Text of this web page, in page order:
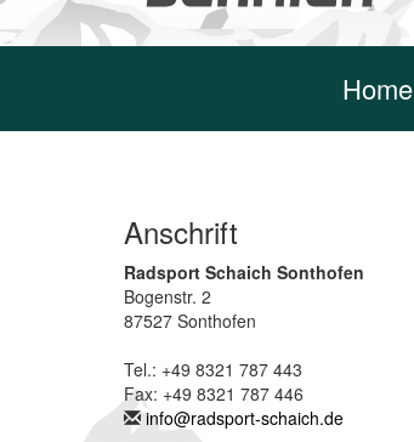
Home
Anschrift
Radsport Schaich Sonthofen
Bogenstr. 2
87527 Sonthofen
Tel.: +49 8321 787 443
Fax: +49 8321 787 446
info@radsport-schaich.de